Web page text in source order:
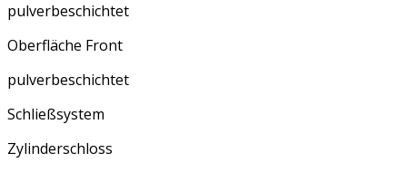
pulverbeschichtet
Oberfläche Front
pulverbeschichtet
Schließsystem
Zylinderschloss